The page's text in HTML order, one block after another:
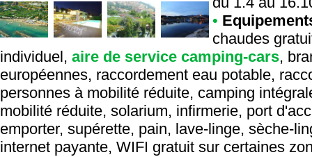
•
chaudes
individuel, aire de service camping-cars,
européennes, raccordement eau potable,
personnes à mobilité réduite, camping
mobilité réduite, solarium, infirmerie, port
emporter, supérette, pain, lave-linge, sèche-
internet payante, WIFI gratuit sur certaines